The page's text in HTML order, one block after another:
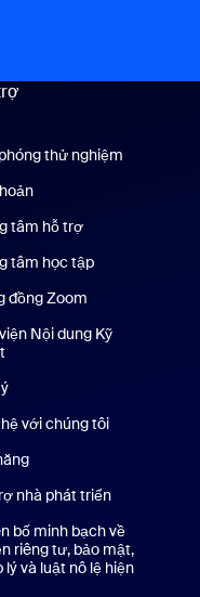
thử nghiệm
tâm hỗ trợ
tâm học tập
đồng Zoom
Nội dung Kỹ
với chúng tôi
nhà phát triển
bố minh bạch về
riêng tư, bảo mật,
lý và luật nô lệ hiện